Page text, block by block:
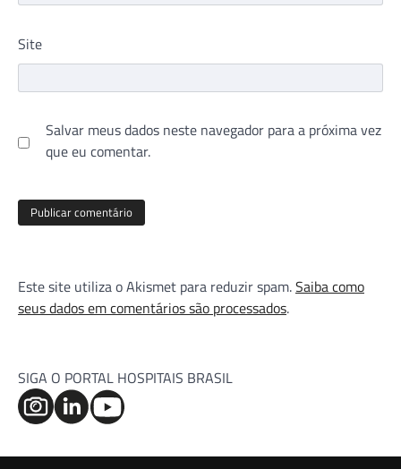
Site
Salvar meus dados neste navegador para a próxima vez
que eu comentar.
Este site utiliza o Akismet para reduzir spam.Saiba como
seus dados em comentários são processados.
SIGA O PORTAL HOSPITAIS BRASIL